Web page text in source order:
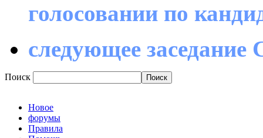
голосовании по
следующее заседание
Поиск
Новое
форумы
Правила